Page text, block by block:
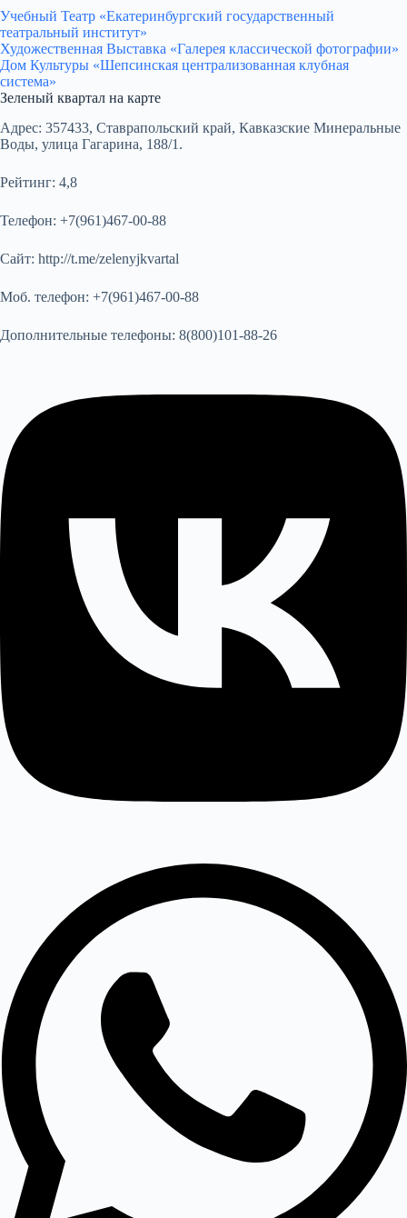
Учебный Театр «Екатеринбургский государственный
театральный институт»
Художественная Выставка «Галерея классической фотографии»
Дом Культуры «Шепсинская централизованная клубная
система»
Зеленый квартал на карте
Адрес: 357433, Ставрапольский край, Кавказские Минеральные
Воды, улица Гагарина, 188/1.
Рейтинг: 4,8
Телефон: +7(961)467-00-88
Сайт: http://t.me/zelenyjkvartal
Моб. телефон: +7(961)467-00-88
Дополнительные телефоны: 8(800)101-88-26